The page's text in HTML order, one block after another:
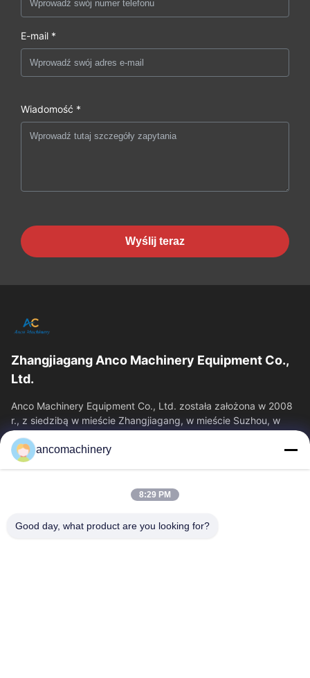
E-mail *
Wiadomość *
Wyślij teraz
Zhangjiagang Anco Machinery Equipment Co.,
Ltd.
Anco Machinery Equipment Co., Ltd. została założona w 2008
r., z siedzibą w mieście Zhangjiagang, w mieście Suzhou, w
prowincji Jiangsu.
Szybkie Linki
O Nas
Wycieczka Po Fabryce
Kontrola Jakości
ancomachinery
8:29 PM
Good day, what product are you looking for?